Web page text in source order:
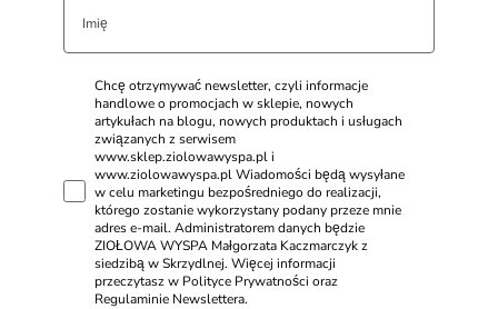
Chcę otrzymywać newsletter, czyli informacje
handlowe o promocjach w sklepie, nowych
artykułach na blogu, nowych produktach i usługach
związanych z serwisem
www.sklep.ziolowawyspa.pl i
www.ziolowawyspa.pl Wiadomości będą wysyłane
w celu marketingu bezpośredniego do realizacji,
którego zostanie wykorzystany podany przeze mnie
adres e-mail. Administratorem danych będzie
ZIOŁOWA WYSPA Małgorzata Kaczmarczyk z
siedzibą w Skrzydlnej. Więcej informacji
przeczytasz w Polityce Prywatności oraz
Regulaminie Newslettera.